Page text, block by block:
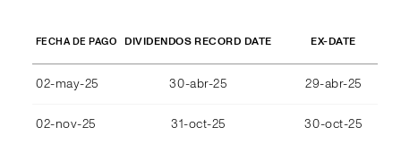
FECHA DE PAGO DIVIDENDOS RECORD DATE EX-DATE
02-may-25 30-abr-25 29-abr-25
02-nov-25 31-oct-25 30-oct-25